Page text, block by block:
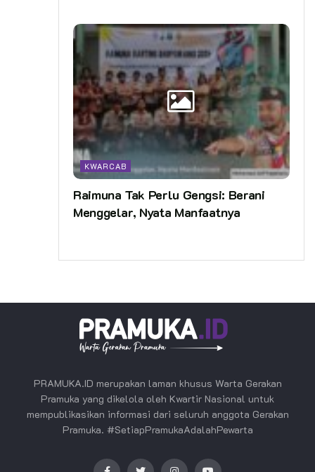
KWARCAB
Raimuna Tak Perlu Gengsi: Berani
Menggelar, Nyata Manfaatnya
PRAMUKA.ID merupakan laman khusus Warta Gerakan
Pramuka yang dikelola oleh Kwartir Nasional untuk
mempublikasikan informasi dari seluruh anggota Gerakan
Pramuka. #SetiapPramukaAdalahPewarta